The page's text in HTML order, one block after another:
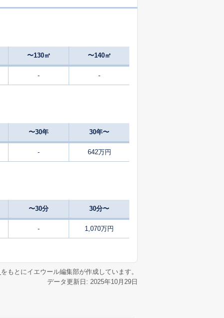
〜130㎡ 〜140㎡
- -
〜30年 30年〜
- 642万円
〜30分 30分〜
- 1,070万円
をもとにイエウール編集部が作成しています。
データ更新日: 2025年10月29日